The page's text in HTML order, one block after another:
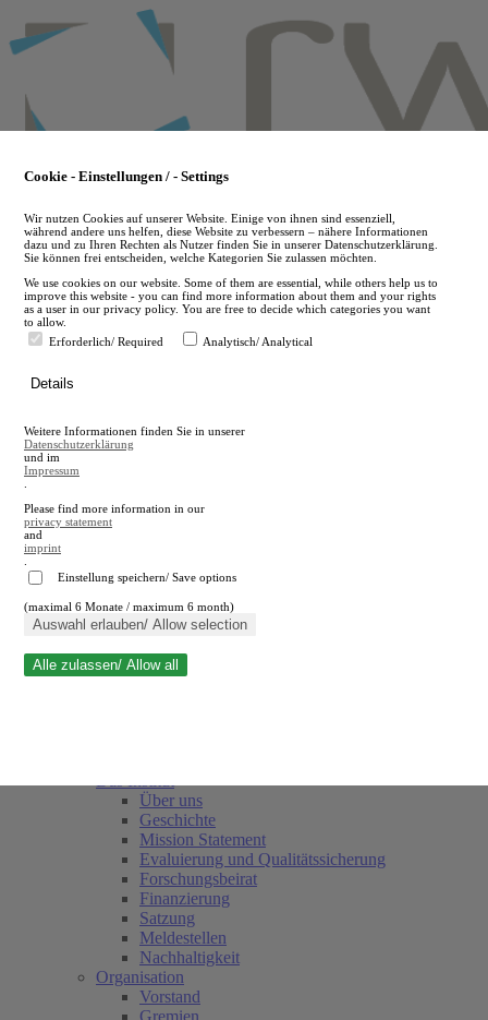
to
main
en
A
A
Suche schließen
Über uns
Geschichte
Mission Statement
Evaluierung und Qualitätssicherung
Forschungsbeirat
Finanzierung
Satzung
Meldestellen
Nachhaltigkeit
Organisation
Vorstand
Gremien
Cookie - Einstellungen / - Settings
Wir nutzen Cookies auf unserer Website. Einige von ihnen sind essenziell,
während andere uns helfen, diese Website zu verbessern – nähere Informationen
dazu und zu Ihren Rechten als Nutzer finden Sie in unserer Datenschutzerklärung.
Sie können frei entscheiden, welche Kategorien Sie zulassen möchten.
We use cookies on our website. Some of them are essential, while others help us to
improve this website - you can find more information about them and your rights
as a user in our privacy policy. You are free to decide which categories you want
to allow.
Erforderlich/ Required
Analytisch/ Analytical
Details
Weitere Informationen finden Sie in unserer
Datenschutzerklärung
und im
Impressum
Please find more information in our
privacy statement
and
imprint
Einstellung speichern/ Save options
(maximal 6 Monate / maximum 6 month)
Auswahl erlauben/ Allow selection
Alle zulassen/ Allow all